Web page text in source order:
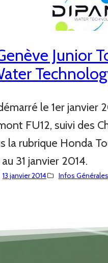
Junior
le 1er janvier
FU12, suivi des
la rubrique Honda
31 janvier 2014.
13 janvier 2014 Infos Générales